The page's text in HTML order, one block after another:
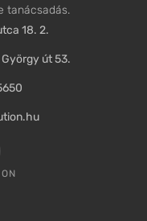
tanácsadás.
18. 2.
út 53.